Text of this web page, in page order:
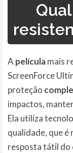
Apelículamais
ScreenForce
proteção
impactos,
Ela utiliza
qualidade, que é
resposta tátil do